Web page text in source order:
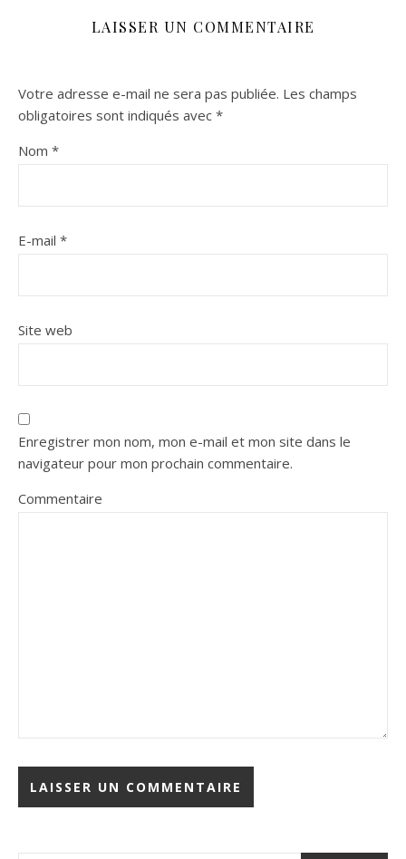
LAISSER UN COMMENTAIRE
Votre adresse e-mail ne sera pas publiée. Les champs
obligatoires sont indiqués avec *
Nom *
E-mail *
Site web
Enregistrer mon nom, mon e-mail et mon site dans le
navigateur pour mon prochain commentaire.
Commentaire